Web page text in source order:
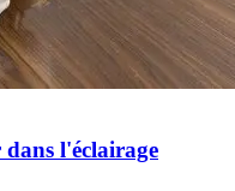
dans l'éclairage